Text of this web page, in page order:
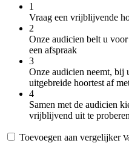
1
Vraag een vrijblijvende
2
Onze audicien belt u
een afspraak
3
Onze audicien neemt, bij
uitgebreide hoortest af
4
Samen met de audicien
vrijblijvend uit te proberen
Toevoegen aan vergelijker